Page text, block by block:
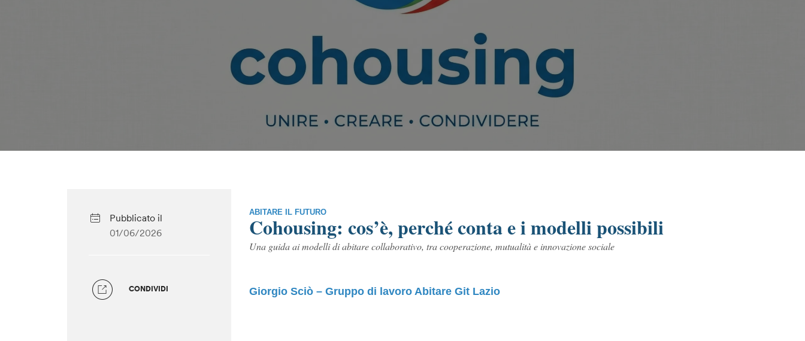
Pubblicato il
01/06/2026
CONDIVIDI
ABITARE IL FUTURO
Cohousing: cos’è, perché conta e i modelli possibili
Una guida ai modelli di abitare collaborativo, tra cooperazione, mutualità e innovazione sociale
Giorgio Sciò – Gruppo di lavoro Abitare Git Lazio